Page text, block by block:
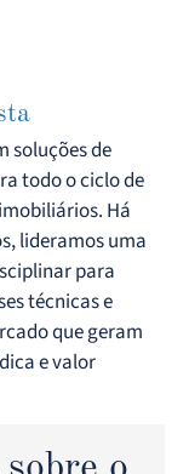
soluções de
todo o ciclo de
Há
lideramos uma
para
técnicas e
que geram
e valor